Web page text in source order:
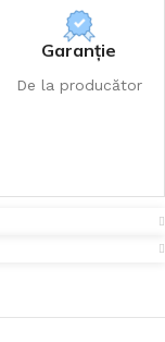
Garanție
De la producător